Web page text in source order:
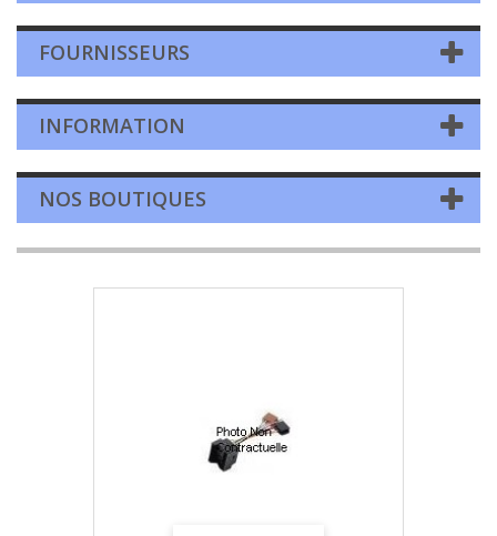
FOURNISSEURS
INFORMATION
NOS BOUTIQUES